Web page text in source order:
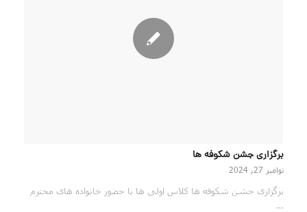
برگزاری جشن شکوفه ها
نوامبر 27, 2024
برگزاری جشن شکوفه ها کلاس اولی ها با حضور خانواده های محترم
…